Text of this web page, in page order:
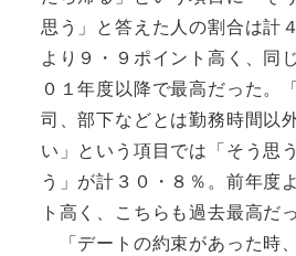
思う」と答えた人の割合は計
より９・９ポイント高く、同
０１年度以降で最高だった。
司、部下などとは勤務時間以
い」という項目では「そう思
う」が計３０・８％。前年度
ト高く、こちらも過去最高だっ
「デートの約束があった時